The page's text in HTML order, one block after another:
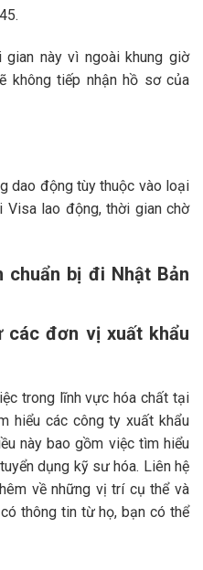
này vì ngoài khung giờ
không tiếp nhận hồ sơ của
dao động tùy thuộc vào loại
lao động, thời gian chờ
chuẩn bị đi Nhật Bản
các đơn vị xuất khẩu
trong lĩnh vực hóa chất tại
hiểu các công ty xuất khẩu
này bao gồm việc tìm hiểu
dụng kỹ sư hóa. Liên hệ
về những vị trí cụ thể và
thông tin từ họ, bạn có thể